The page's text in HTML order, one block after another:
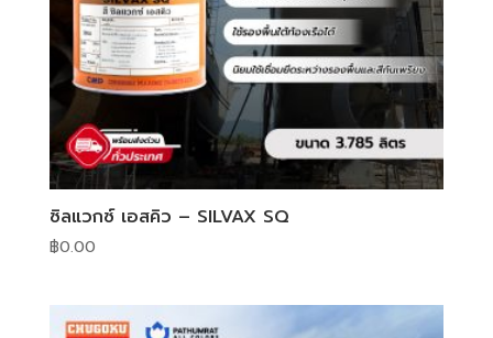
ซิลแวกซ์ เอสคิว – SILVAX SQ
฿0.00